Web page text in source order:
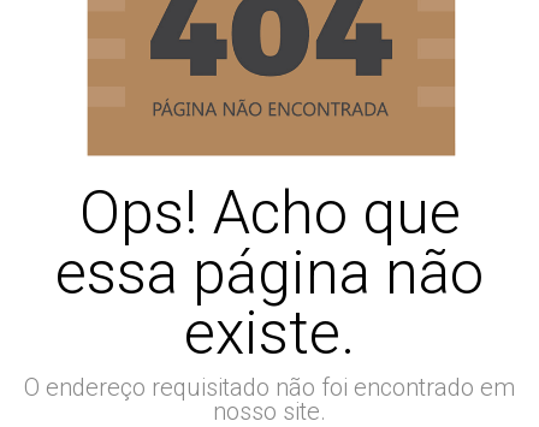
Ops! Acho que
essa página não
existe.
O endereço requisitado não foi encontrado em
nosso site.